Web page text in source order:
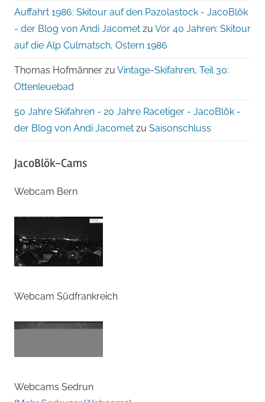
Auffahrt 1986: Skitour auf den Pazolastock - JacoBlök
- der Blog von Andi Jacomet zu Vor 40 Jahren: Skitour
auf die Alp Culmatsch, Ostern 1986
Thomas Hofmänner zu Vintage-Skifahren, Teil 30:
Ottenleuebad
50 Jahre Skifahren - 20 Jahre Racetiger - JacoBlök -
der Blog von Andi Jacomet zu Saisonschluss
JacoBlök-Cams
Webcam Bern
Webcam Südfrankreich
Webcams Sedrun